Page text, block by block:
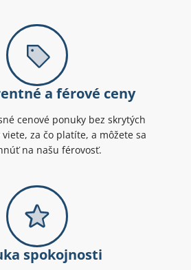
a férové ceny
cenové ponuky bez skrytých
za čo platíte, a môžete sa
na našu férovosť.
spokojnosti